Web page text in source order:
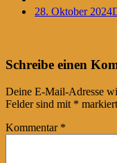
28. Oktober 2024
Post
navigation
←
Schreibe einen
Deine E-Mail-Adresse
Felder sind mit * markiert
Kommentar *